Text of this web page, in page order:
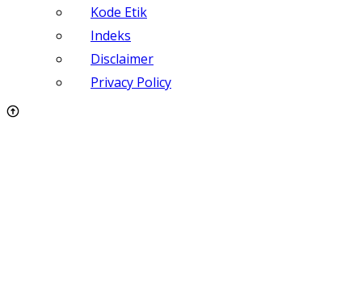
Kode Etik
Indeks
Disclaimer
Privacy Policy